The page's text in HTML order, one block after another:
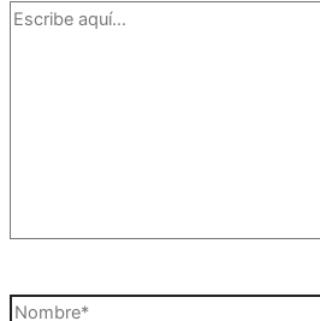
Escribe
Nombre*